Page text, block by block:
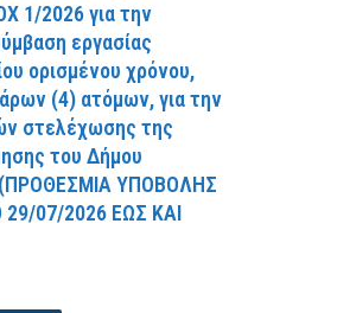
1/2026 για την
εργασίας
ορισμένου χρόνου,
(4) ατόμων, για την
στελέχωσης της
του Δήμου
YΠOBOΛHΣ
29/07/2026 EΩΣ KAI